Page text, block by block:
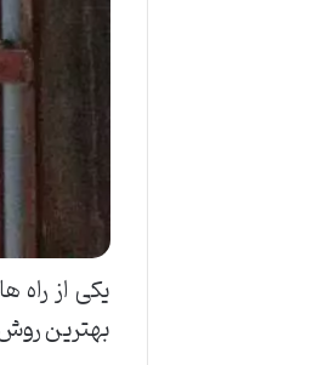
یکی از
بهترین روش